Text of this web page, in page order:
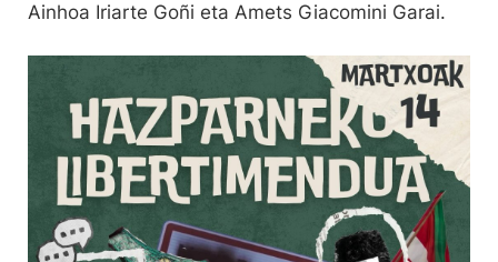
Ainhoa Iriarte Goñi eta Amets Giacomini Garai.